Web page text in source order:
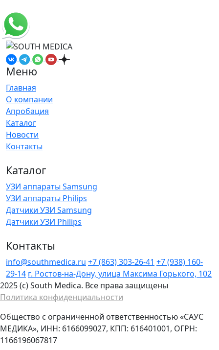
Меню
Главная
О компании
Апробация
Каталог
Новости
Контакты
Каталог
УЗИ аппараты Samsung
УЗИ аппараты Philips
Датчики УЗИ Samsung
Датчики УЗИ Philips
Контакты
info@southmedica.ru +7 (863) 303-26-41 +7 (938) 160-
29-14 г. Ростов-на-Дону, улица Максима Горького, 102
2025 (c) South Medica. Все права защищены
Политика конфиденциальности
Общество с ограниченной ответственностью «САУС
МЕДИКА», ИНН: 6166099027, КПП: 616401001, ОГРН:
1166196067817